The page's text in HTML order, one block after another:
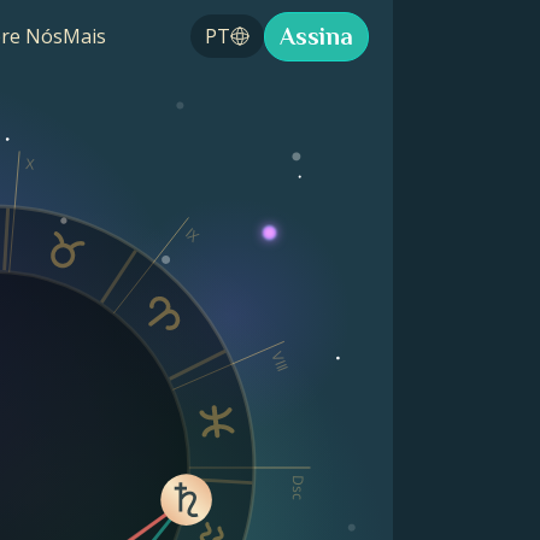
NósMais PT Assina
Dsc
VIII
IX
X